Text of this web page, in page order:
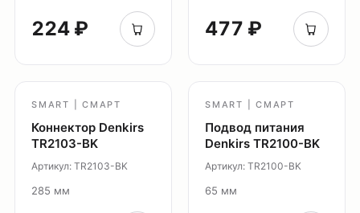
224 ₽ 477 ₽
SMART | СМАРТ
Коннектор Denkirs
TR2103-BK
Артикул: TR2103-BK
285 мм
SMART | СМАРТ
Подвод питания
Denkirs TR2100-BK
Артикул: TR2100-BK
65 мм